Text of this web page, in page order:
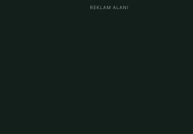
REKLAM ALANI